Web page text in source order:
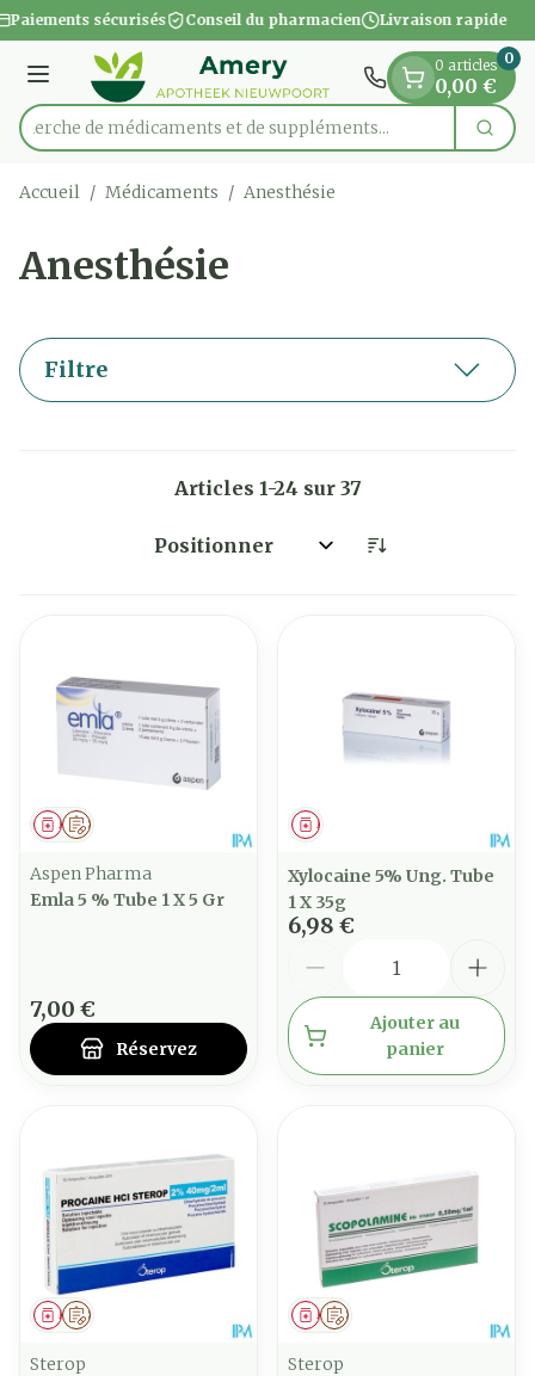
Aller au contenu
1 de 1
Paiements sécurisés Conseil du pharmacien Livraison rapide
Menu
Rechercher
Recherche de médicaments et de s
0 articles
0,00 €
0
Accueil / Médicaments / Anesthésie
Anesthésie
Filtre
Articles 1-24 sur 37
Trier par:
Sur prescription
Médicament
Aspen Pharma
Emla 5 % Tube 1 X 5 Gr
7,00 €
Réservez
Médicament
Xylocaine 5% Ung. Tube
1 X 35g
6,98 €
Ajouter au
panier
Sur prescription
Médicament
Sterop
Sur prescription
Médicament
Sterop